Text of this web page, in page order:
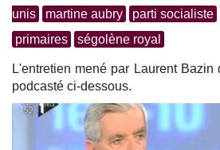
unis
martine aubry parti socialiste
primaires
ségolène royal
L'entretien mené par Laurent
podcasté ci-dessous.